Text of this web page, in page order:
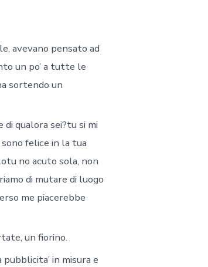
avevano pensato ad
un po’ a tutte le
sortendo un
qualora sei?tu si mi
felice in la tua
no acuto sola, non
di mutare di luogo
me piacerebbe
un fiorino.
in misura e